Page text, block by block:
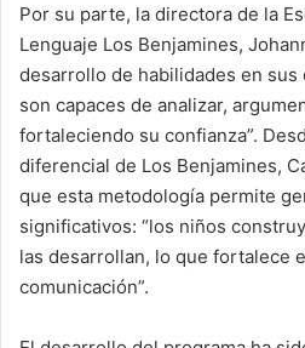
Por su parte, la directora de la
Lenguaje Los Benjamines,
desarrollo de habilidades en sus
son capaces de analizar,
fortaleciendo su confianza”.
diferencial de Los Benjamines,
que esta metodología permite
significativos: “los niños
las desarrollan, lo que fortalece
comunicación”.